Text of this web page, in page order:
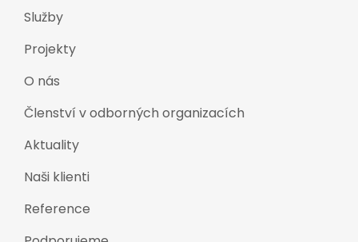
Služby
Projekty
O nás
Členství v odborných organizacích
Aktuality
Naši klienti
Reference